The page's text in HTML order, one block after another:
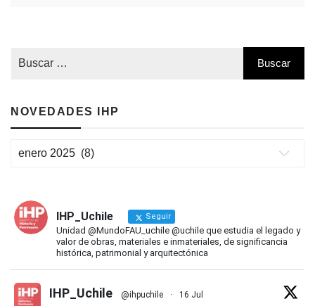
NOVEDADES IHP
Novedades
IHP_Uchile Seguir
Unidad @MundoFAU_uchile @uchile que estudia el legado y
valor de obras, materiales e inmateriales, de significancia
histórica, patrimonial y arquitectónica
IHP_Uchile @ihpuchile · 16 Jul